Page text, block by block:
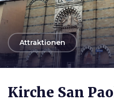
arrow_back
Attraktionen
Kirche San